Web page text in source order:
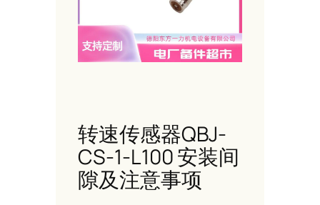
转速传感器QBJ-
CS-1-L100 安装间
隙及注意事项